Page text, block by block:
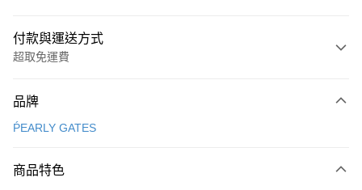
付款與運送方式
超取免運費
信用卡一次付款
LINE Pay
品牌
ṔEARLY GATES
商品特色